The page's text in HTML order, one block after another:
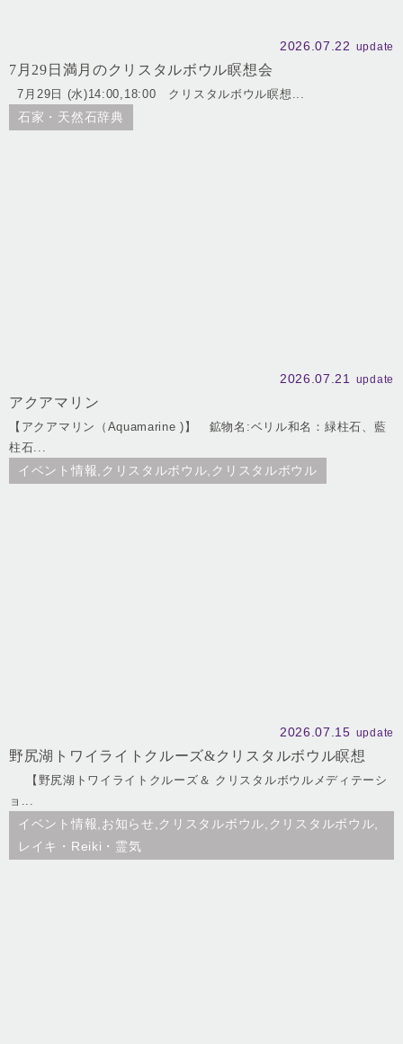
2026.07.22 update
7月29日満月のクリスタルボウル瞑想会
7月29日 (水)14:00,18:00 クリスタルボウル瞑想...
石家・天然石辞典
2026.07.21 update
アクアマリン
【アクアマリン（Aquamarine )】 鉱物名:ベリル和名：緑柱石、藍
柱石...
イベント情報,クリスタルボウル,クリスタルボウル
2026.07.15 update
野尻湖トワイライトクルーズ&クリスタルボウル瞑想
【野尻湖トワイライトクルーズ＆ クリスタルボウルメディテーシ
ョ...
イベント情報,お知らせ,クリスタルボウル,クリスタルボウル,
レイキ・Reiki・霊気